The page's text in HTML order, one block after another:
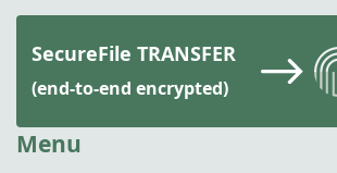
SecureFile TRANSFER
(end-to-end encrypted)
Menu